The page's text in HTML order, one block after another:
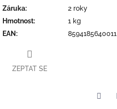
Záruka:
2 roky
Hmotnost:
1 kg
EAN : 8594185640011
ZEPTAT SE